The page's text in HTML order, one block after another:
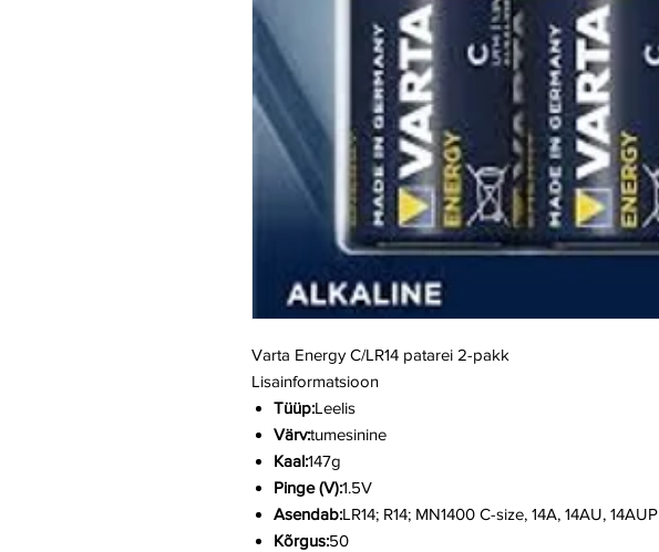
Varta Energy C/LR14 patarei 2-pakk
Lisainformatsioon
Tüüp:Leelis
Värv:tumesinine
Kaal:147g
Pinge (V):1.5V
Asendab:LR14; R14; MN1400 C-size, 14A, 14AU, 14AUP
Kõrgus:50